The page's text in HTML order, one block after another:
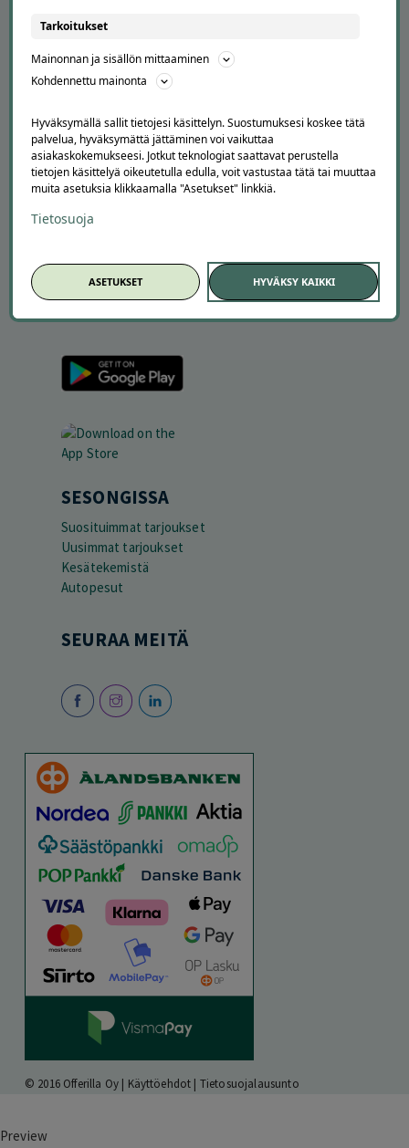
Tietoa meistä
Ajankohtaista
Avoimet työpaikat
Offerilla mediassa
YRITYKSILLE
Markkinoi Offerillassa
SESONGISSA
Suosituimmat tarjoukset
Uusimmat tarjoukset
Kesätekemistä
Autopesut
SEURAA MEITÄ
© 2016 Offerilla Oy | Käyttöehdot | Tietosuojalausunto
Preview
Tarkoitukset
Mainonnan ja sisällön mittaaminen
Kohdennettu mainonta
Hyväksymällä sallit tietojesi käsittelyn. Suostumuksesi koskee tätä
palvelua, hyväksymättä jättäminen voi vaikuttaa
asiakaskokemukseesi. Jotkut teknologiat saattavat perustella
tietojen käsittelyä oikeutetulla edulla, voit vastustaa tätä tai muuttaa
muita asetuksia klikkaamalla "Asetukset" linkkiä.
Tietosuoja
ASETUKSET HYVÄKSY KAIKKI